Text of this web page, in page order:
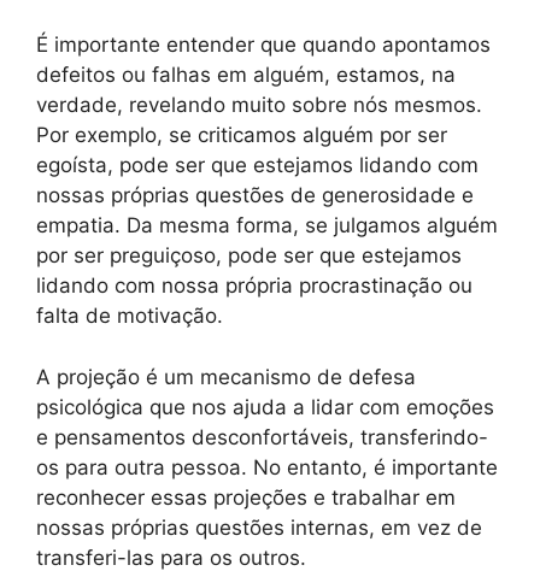
É importante entender que quando apontamos
defeitos ou falhas em alguém, estamos, na
verdade, revelando muito sobre nós mesmos.
Por exemplo, se criticamos alguém por ser
egoísta, pode ser que estejamos lidando com
nossas próprias questões de generosidade e
empatia. Da mesma forma, se julgamos alguém
por ser preguiçoso, pode ser que estejamos
lidando com nossa própria procrastinação ou
falta de motivação.
A projeção é um mecanismo de defesa
psicológica que nos ajuda a lidar com emoções
e pensamentos desconfortáveis, transferindo-
os para outra pessoa. No entanto, é importante
reconhecer essas projeções e trabalhar em
nossas próprias questões internas, em vez de
transferi-las para os outros.